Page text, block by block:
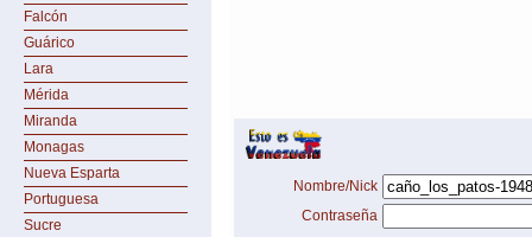
Falcón
Guárico
Lara
Mérida
Miranda
Monagas
Nueva Esparta
Portuguesa
Sucre
Nombre/Nick
Contraseña